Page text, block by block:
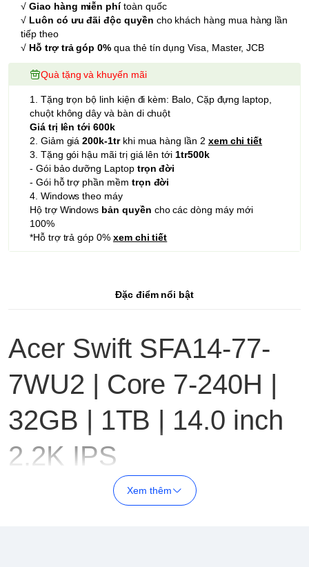
√Giao hàng miễn phítoàn quốc
√ Luôn có ưu đãi độc quyền cho khách hàng mua hàng lần
tiếp theo
√ Hỗ trợ trả góp 0% qua thẻ tín dụng Visa, Master, JCB
Quà tặng và khuyến mãi
1. Tặng trọn bộ linh kiện đi kèm: Balo, Cặp đựng laptop,
chuột không dây và bàn di chuột
Giá trị lên tới 600k
2. Giảm giá200k-1trkhi mua hàng lần 2 xem chi tiết
3. Tặng gói hậu mãi trị giá lên tới 1tr500k
- Gói bảo dưỡng Laptop trọn đời
- Gói hỗ trợ phần mềm trọn đời
4. Windows theo máy
Hộ trợ Windows bản quyền cho các dòng máy mới
100%
*Hỗ trợ trả góp 0% xem chi tiết
Đặc điểm nổi bật
Acer Swift SFA14-77-
7WU2 | Core 7-240H |
32GB | 1TB | 14.0 inch
2.2K IPS
Thông số
Xem thêm